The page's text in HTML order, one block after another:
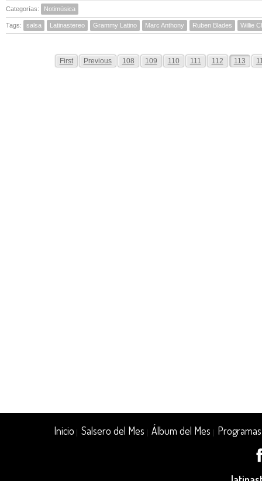
Categorías: Notimúsica
Tags: salsa Latinastereo Grammy Latino Marc Anthony Ruben Blades Willie
First Previous 108 109 110 111 112 113
Inicio |Salsero del Mes |Álbum del Mes Programas